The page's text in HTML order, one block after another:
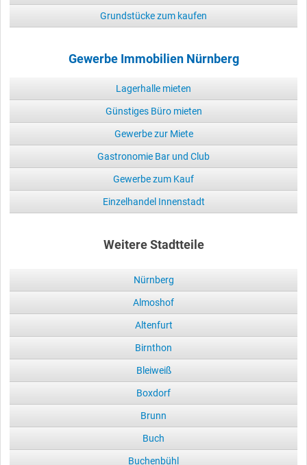
Grundstücke zum kaufen
Gewerbe Immobilien Nürnberg
Lagerhalle mieten
Günstiges Büro mieten
Gewerbe zur Miete
Gastronomie Bar und Club
Gewerbe zum Kauf
Einzelhandel Innenstadt
Weitere Stadtteile
Nürnberg
Almoshof
Altenfurt
Birnthon
Bleiweiß
Boxdorf
Brunn
Buch
Buchenbühl